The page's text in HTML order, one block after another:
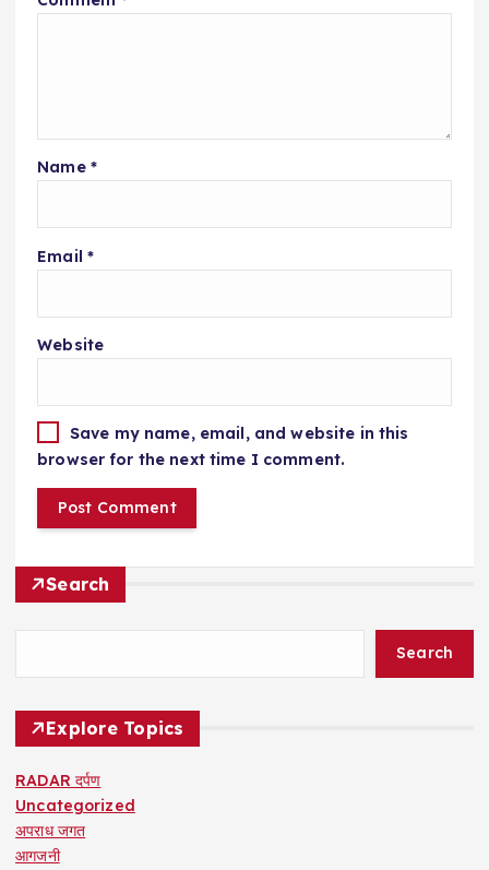
Name *
Email *
Website
Save my name, email, and website in this
browser for the next time I comment.
Search
Search
Explore Topics
RADAR दर्पण
Uncategorized
अपराध जगत
आगजनी